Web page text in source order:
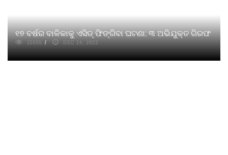
୧୭ ବର୍ଷର ବାଳିକାକୁ ଏସିଡ୍ ଫିଙ୍ଗିବା ଘଟଣା: ୩ ଅଭିଯୁକ୍ତ ଗିରଫ
15085 DEC 14, 2022